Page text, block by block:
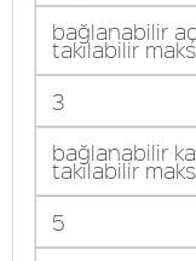
bağlanabilir
takılabilir
3
bağlanabilir
takılabilir
5